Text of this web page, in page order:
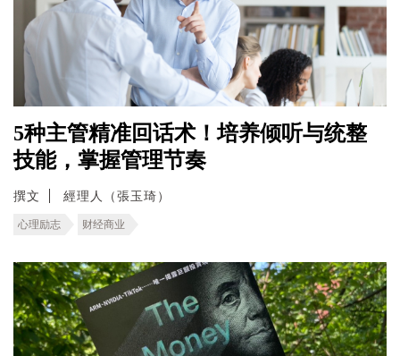
5种主管精准回话术！培养倾听与统整
技能，掌握管理节奏
撰文 經理人（張玉琦）
心理励志 财经商业